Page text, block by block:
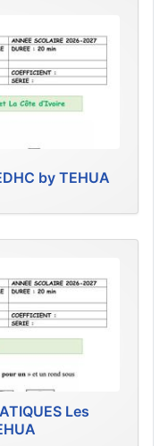
by TEHUA
Les